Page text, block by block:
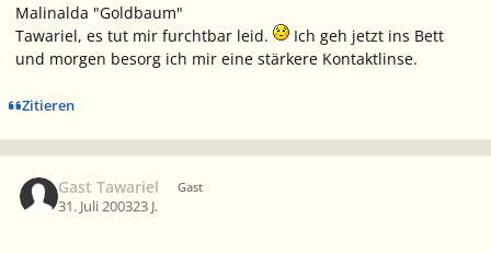
Malinalda "Goldbaum"
Tawariel, es tut mir furchtbar leid.
Ich geh jetzt ins Bett
und morgen besorg ich mir eine stärkere Kontaktlinse.
Zitieren
Gast Tawariel Gast
31. Juli 200323 J.